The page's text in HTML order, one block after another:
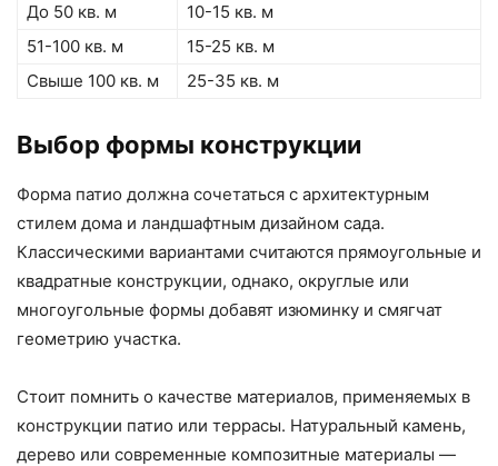
До 50 кв. м
10-15 кв. м
51-100 кв. м
15-25 кв. м
Свыше 100 кв. м
25-35 кв. м
Выбор формы конструкции
Форма патио должна сочетаться с архитектурным
стилем дома и ландшафтным дизайном сада.
Классическими вариантами считаются прямоугольные и
квадратные конструкции, однако, округлые или
многоугольные формы добавят изюминку и смягчат
геометрию участка.
Стоит помнить о качестве материалов, применяемых в
конструкции патио или террасы. Натуральный камень,
дерево или современные композитные материалы —